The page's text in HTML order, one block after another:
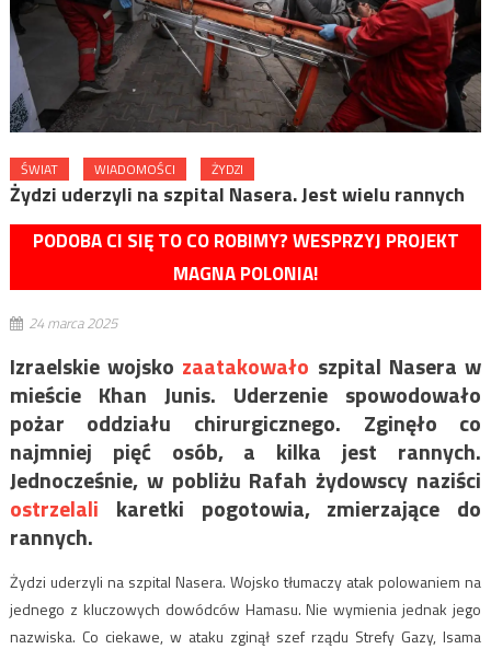
ŚWIAT WIADOMOŚCI ŻYDZI
Żydzi uderzyli na szpital Nasera. Jest wielu rannych
PODOBA CI SIĘ TO CO ROBIMY? WESPRZYJ PROJEKT
MAGNA POLONIA!
24 marca 2025
Izraelskie wojsko zaatakowało szpital Nasera w
mieście Khan Junis. Uderzenie spowodowało
pożar oddziału chirurgicznego. Zginęło co
najmniej pięć osób, a kilka jest rannych.
Jednocześnie, w pobliżu Rafah żydowscy naziści
ostrzelali karetki pogotowia, zmierzające do
rannych.
Żydzi uderzyli na szpital Nasera. Wojsko tłumaczy atak polowaniem na
jednego z kluczowych dowódców Hamasu. Nie wymienia jednak jego
nazwiska. Co ciekawe, w ataku zginął szef rządu Strefy Gazy, Isama